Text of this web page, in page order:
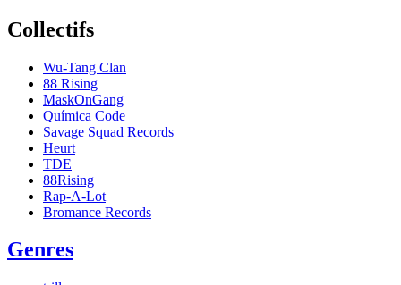
Collectifs
Wu-Tang Clan
88 Rising
MaskOnGang
Química Code
Savage Squad Records
Heurt
TDE
88Rising
Rap-A-Lot
Bromance Records
Genres